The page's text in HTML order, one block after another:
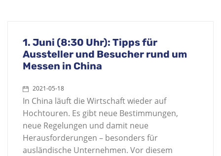
1. Juni (8:30 Uhr): Tipps für
Aussteller und Besucher rund um
Messen in China
2021-05-18
In China läuft die Wirtschaft wieder auf
Hochtouren. Es gibt neue Bestimmungen,
neue Regelungen und damit neue
Herausforderungen – besonders für
ausländische Unternehmen. Vor diesem